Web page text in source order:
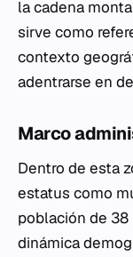
la cadena
sirve como
contexto
adentrarse en
Marco
Dentro de esta
estatus como
población de 38
dinámica